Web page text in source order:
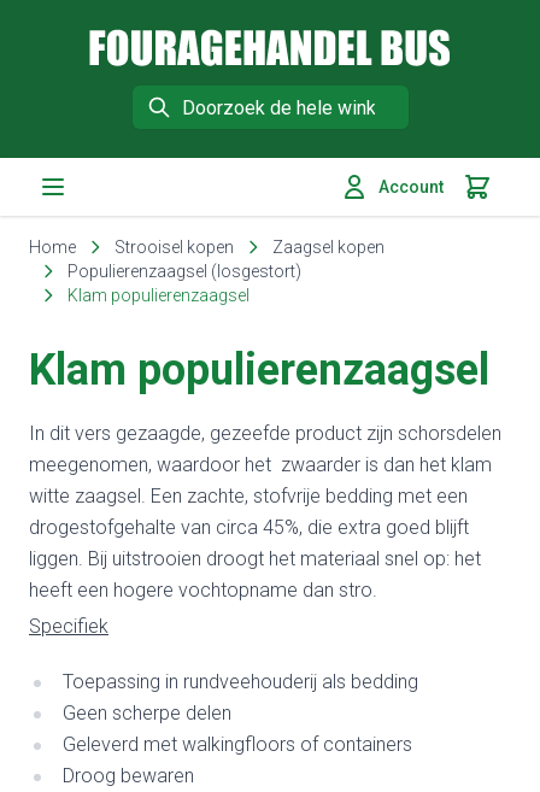
Search
Account
Home Strooisel kopen
Zaagsel kopen
Populierenzaagsel (losgestort)
Klam populierenzaagsel
Klam populierenzaagsel
In dit vers gezaagde, gezeefde product zijn schorsdelen
meegenomen, waardoor het zwaarder is dan het klam
witte zaagsel. Een zachte, stofvrije bedding met een
drogestofgehalte van circa 45%, die extra goed blijft
liggen. Bij uitstrooien droogt het materiaal snel op: het
heeft een hogere vochtopname dan stro.
Specifiek
Toepassing in rundveehouderij als bedding
Geen scherpe delen
Geleverd met walkingfloors of containers
Droog bewaren